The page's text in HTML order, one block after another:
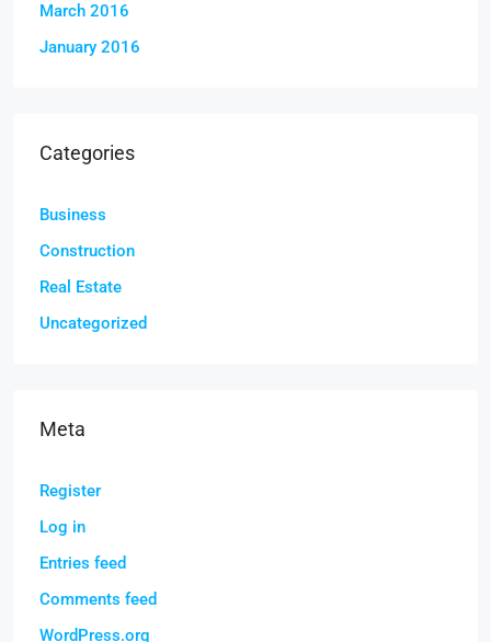
March 2016
January 2016
Categories
Business
Construction
Real Estate
Uncategorized
Meta
Register
Log in
Entries feed
Comments feed
WordPress.org